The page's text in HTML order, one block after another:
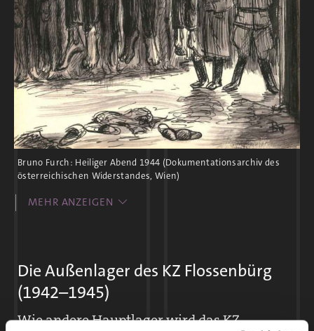
Konzentrationslagern.
Nach dem Krieg erhalten die meisten SS-
Angehörigen des KZ Flossenbürg für ihre
Verbrechen nur geringfügige Strafen.
Bruno Furch: Heiliger Abend 1944 (Dokumentationsarchiv des
österreichischen Widerstandes, Wien)
Die SS versucht die Massentötungen im
Exekutionskommandos der SS im Lager.
Mitgefangene verschwinden spurlos.
Leichenträger- und
MEHR ANZEIGEN
Die Außenlager des KZ Flossenbürg
(1942–1945)
Wie andere Hauptlager wird das KZ